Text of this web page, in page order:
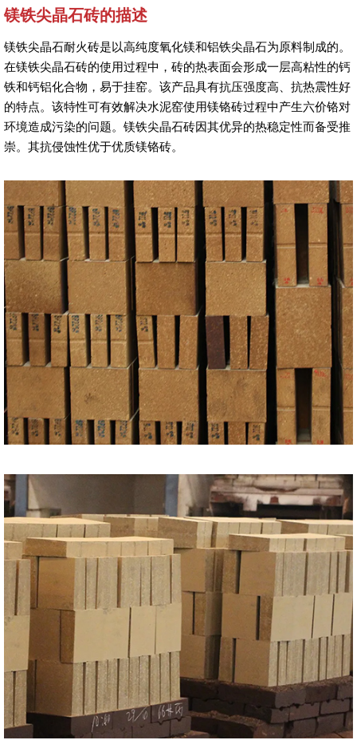
镁铁尖晶石砖的描述
镁铁尖晶石耐火砖是以高纯度氧化镁和铝铁尖晶石为原料制成的。
在镁铁尖晶石砖的使用过程中，砖的热表面会形成一层高粘性的钙
铁和钙铝化合物，易于挂窑。该产品具有抗压强度高、抗热震性好
的特点。该特性可有效解决水泥窑使用镁铬砖过程中产生六价铬对
环境造成污染的问题。镁铁尖晶石砖因其优异的热稳定性而备受推
崇。其抗侵蚀性优于优质镁铬砖。